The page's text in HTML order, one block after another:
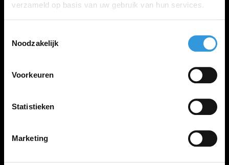
verzameld op basis van uw gebruik van hun services.
Noodzakelijk
Voorkeuren
Statistieken
Marketing